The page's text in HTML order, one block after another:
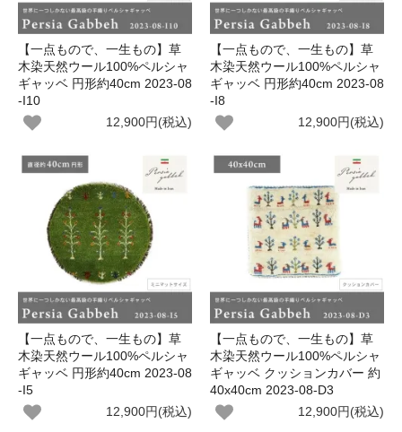
【一点もので、一生もの】草
木染天然ウール100%ペルシャ
ギャッベ 円形約40cm 2023-08
-I10
12,900円(税込)
【一点もので、一生もの】草
木染天然ウール100%ペルシャ
ギャッベ 円形約40cm 2023-08
-I8
12,900円(税込)
【一点もので、一生もの】草
木染天然ウール100%ペルシャ
ギャッベ 円形約40cm 2023-08
-I5
12,900円(税込)
【一点もので、一生もの】草
木染天然ウール100%ペルシャ
ギャッベ クッションカバー 約
40x40cm 2023-08-D3
12,900円(税込)